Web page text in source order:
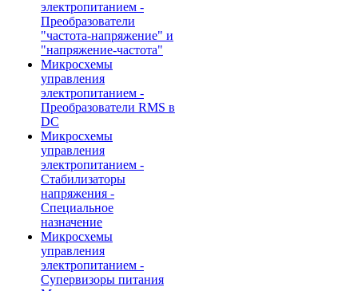
электропитанием -
Преобразователи
"частота-напряжение" и
"напряжение-частота"
Микросхемы
управления
электропитанием -
Преобразователи RMS в
DC
Микросхемы
управления
электропитанием -
Стабилизаторы
напряжения -
Специальное
назначение
Микросхемы
управления
электропитанием -
Супервизоры питания